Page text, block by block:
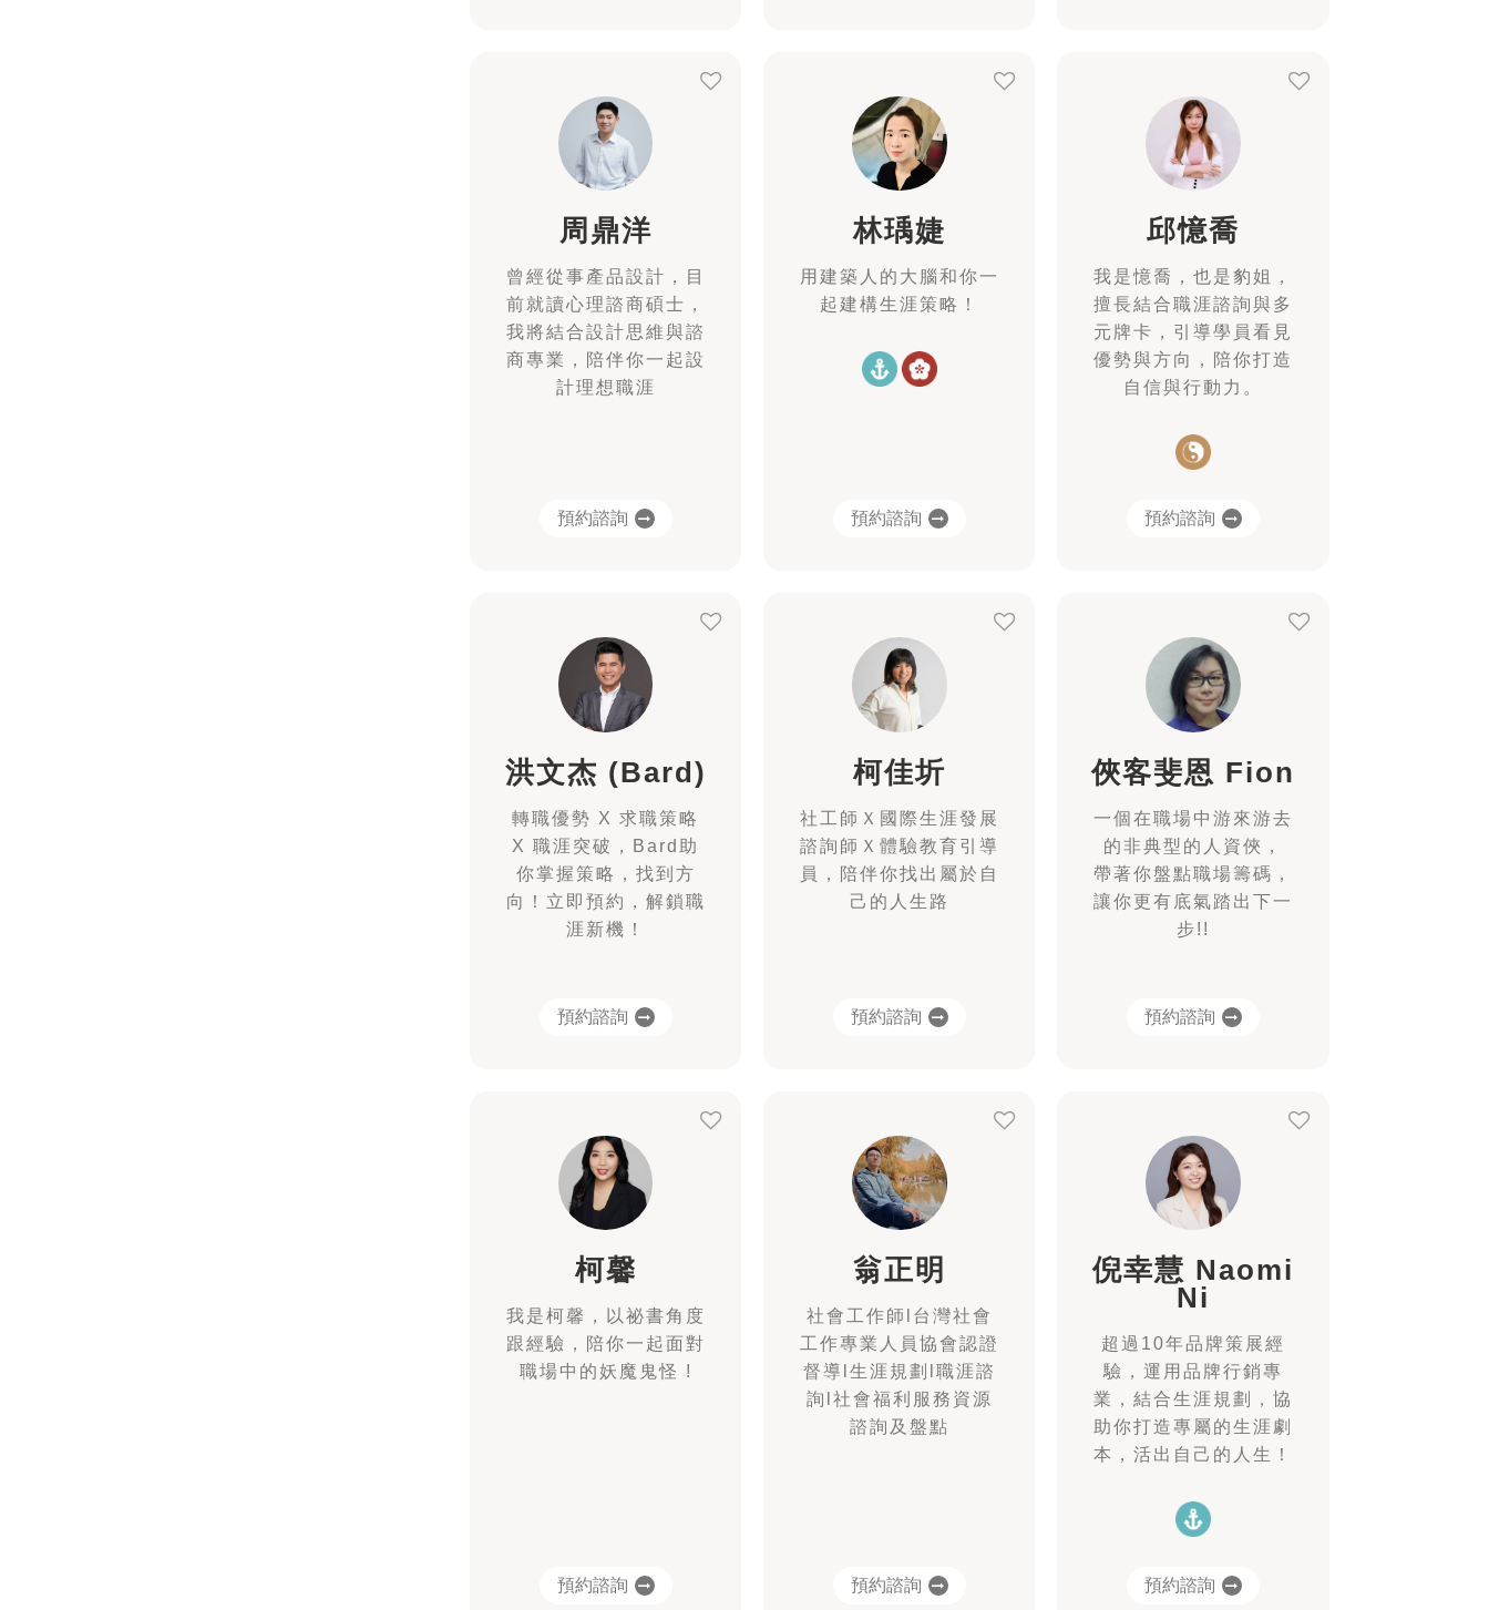
周鼎洋
曾經從事產品設計，目
前就讀心理諮商碩士，
我將結合設計思維與諮
商專業，陪伴你一起設
計理想職涯
預約諮詢
林瑀婕
用建築人的大腦和你一
起建構生涯策略！
預約諮詢
邱憶喬
我是憶喬，也是豹姐，
擅長結合職涯諮詢與多
元牌卡，引導學員看見
優勢與方向，陪你打造
自信與行動力。
預約諮詢
洪文杰 (Bard)
轉職優勢 X 求職策略
X 職涯突破，Bard助
你掌握策略，找到方
向！立即預約，解鎖職
涯新機！
預約諮詢
柯佳圻
社工師Ｘ國際生涯發展
諮詢師Ｘ體驗教育引導
員，陪伴你找出屬於自
己的人生路
預約諮詢
俠客斐恩 Fion
一個在職場中游來游去
的非典型的人資俠，
帶著你盤點職場籌碼，
讓你更有底氣踏出下一
步!!
預約諮詢
柯馨
我是柯馨，以祕書角度
跟經驗，陪你一起面對
職場中的妖魔鬼怪 !
預約諮詢
翁正明
社會工作師l台灣社會
工作專業人員協會認證
督導l生涯規劃l職涯諮
詢l社會福利服務資源
諮詢及盤點
預約諮詢
倪幸慧 Naomi
Ni
超過10年品牌策展經
驗，運用品牌行銷專
業，結合生涯規劃，協
助你打造專屬的生涯劇
本，活出自己的人生！
預約諮詢